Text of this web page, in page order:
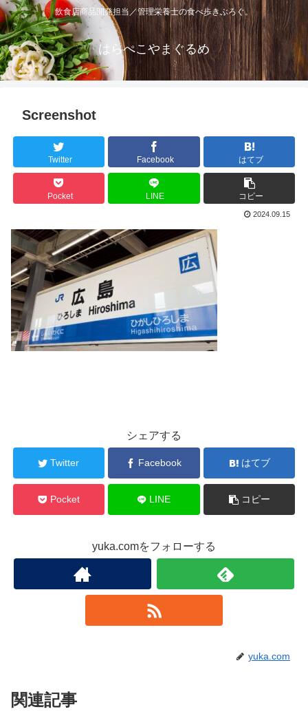
飲食店商品開発担当／管理栄養士の食べ歩きぶろぐ。
はらぺこやまぐるめ
Screenshot
Twitter Facebook はてブ
Pocket LINE コピー
2024.09.15
シェアする
Twitter Facebook はてブ
Pocket LINE コピー
yuka.comをフォローする
yuka.com
関連記事